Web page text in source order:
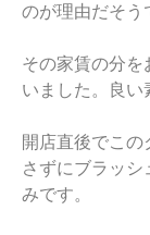
のが理由だそう
その家賃の分を
いました。良い
開店直後でこ
さずにブラッ
みです。